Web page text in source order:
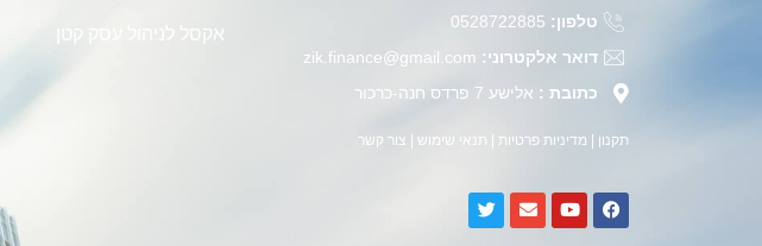
טלפון:
דואר אלקטרוני: zik.finance@gmail.com
כתובת : אלישע 7 פרדס חנה-כרכור
תקנון מדיניות פרטיות תנאי שימוש צור קשר
אקסל לניהול עסק קטן